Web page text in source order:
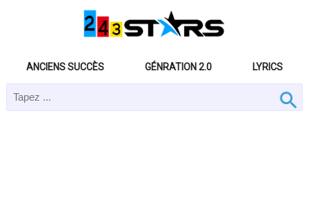
ANCIENS SUCCÈS GÉNRATION 2.0 LYRICS